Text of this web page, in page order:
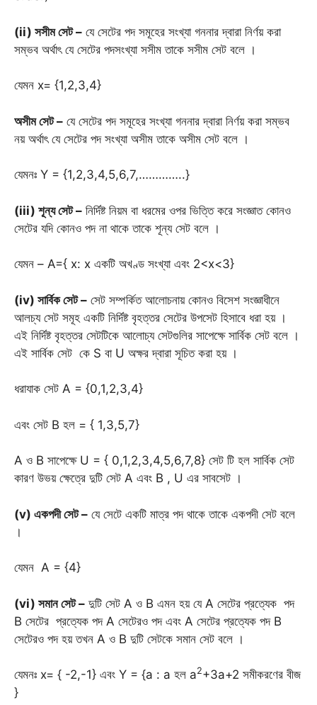
(ii) সসীম সেট – যে সেটের পদ সমূহের সংখ্যা গননার দ্বারা নির্ণয় করা
সম্ভব অর্থাৎ যে সেটের পদসংখ্যা সসীম তাকে সসীম সেট বলে ।
যেমন x= {1,2,3,4}
অসীম সেট – যে সেটের পদ সমূহের সংখ্যা গননার দ্বারা নির্ণয় করা সম্ভব
নয় অর্থাৎ যে সেটের পদ সংখ্যা অসীম তাকে অসীম সেট বলে ।
যেমনঃ Y = {1,2,3,4,5,6,7,…………..}
(iii) শূন্য সেট – নির্দিষ্ট নিয়ম বা ধরমের ওপর ভিত্তি করে সংজ্ঞাত কোনও
সেটের যদি কোনও পদ না থাকে তাকে শূন্য সেট বলে ।
যেমন – A={ x: x একটি অখণ্ড সংখ্যা এবং 2<x<3}
(iv) সার্বিক সেট – সেট সম্পর্কিত আলোচনায় কোনও বিসেশ সংজ্ঞাধীনে
আলচ্য সেট সমূহ একটি নির্দিষ্ট বৃহত্তর সেটের উপসেট হিসাবে ধরা হয় ।
এই নির্দিষ্ট বৃহত্তর সেটটিকে আলোচ্য সেটগুলির সাপেক্ষে সার্বিক সেট বলে ।
এই সার্বিক সেট কে S বা U অক্ষর দ্বারা সূচিত করা হয় ।
ধরাযাক সেট A = {0,1,2,3,4}
এবং সেট B হল = { 1,3,5,7}
A ও B সাপেক্ষে U = { 0,1,2,3,4,5,6,7,8} সেট টি হল সার্বিক সেট
কারণ উভয় ক্ষেত্রে দুটি সেট A এবং B , U এর সাবসেট ।
(v) একপদী সেট – যে সেটে একটি মাত্র পদ থাকে তাকে একপদী সেট বলে
।
যেমন A = {4}
(vi) সমান সেট – দুটি সেট A ও B এমন হয় যে A সেটের প্রত্যেক পদ
B সেটের প্রত্যেক পদ A সেটেরও পদ এবং A সেটের প্রত্যেক পদ B
সেটেরও পদ হয় তখন A ও B দুটি সেটকে সমান সেট বলে ।
যেমনঃ x= { -2,-1} এবং Y = {a : a হল a2+3a+2 সমীকরণের বীজ
}